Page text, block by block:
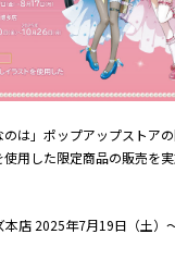
のは」ポップアップストア
用した限定商品の販売を実
本店 2025年7月19日（土）